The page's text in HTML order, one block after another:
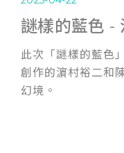
此次「謎樣的藍色
創作的濵村裕二和
幻境。